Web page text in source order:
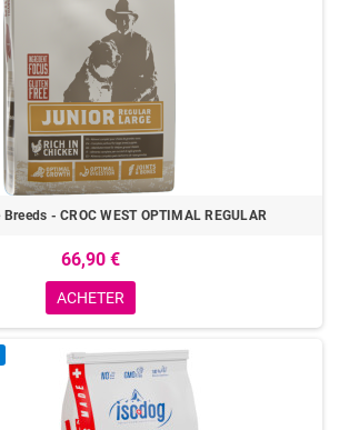
- CROC WEST OPTIMAL REGULAR
66,90 €
ACHETER